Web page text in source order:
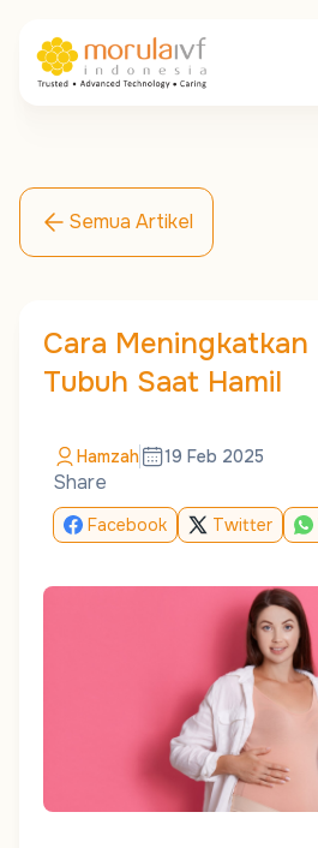
Semua Artikel
Cara Meningkatkan
Tubuh Saat Hamil
Hamzah 19 Feb 2025
Share
Facebook Twitter